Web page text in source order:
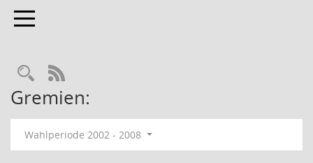
Toggle navigation
Rechercheauswahl
RSS-Feed
Gremien:
Wahlperiode 2002 - 2008